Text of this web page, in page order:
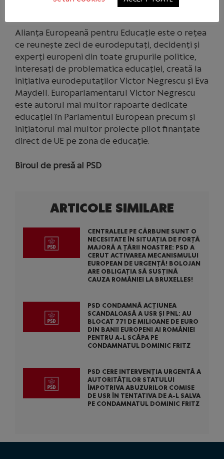
Alianța Europeană pentru Educație este o rețea
ce reunește zeci de eurodeputați, decidenți și
experți europeni din toate grupurile politice,
interesați de problematica educației, creată la
inițiativa eurodeputaților Victor Negrescu și Eva
Maydell. Europarlamentarul Victor Negrescu
este autorul mai multor rapoarte dedicate
educației în Parlamentul European precum și
inițiatorul mai multor proiecte pilot finanțate
direct de UE pe zona de educație.
Biroul de presă al PSD
ARTICOLE SIMILARE
CENTRALELE PE CĂRBUNE SUNT O
NECESITATE ÎN SITUAȚIA DE FORȚĂ
MAJORĂ A ȚĂRII NOASTRE: PSD A
CERUT ACTIVAREA MECANISMULUI
EUROPEAN DE URGENȚĂ! BOLOJAN
ARE OBLIGAȚIA SĂ SUSȚINĂ
CAUZA ROMÂNIEI LA BRUXELLES!
PSD CONDAMNĂ ACȚIUNEA
SCANDALOASĂ A USR ȘI PNL: AU
BLOCAT 771 DE MILIOANE DE EURO
DIN BANII EUROPENI AI ROMÂNIEI
PENTRU A-L SCĂPA PE
CONDAMNATUL DOMINIC FRITZ
PSD CERE INTERVENȚIA URGENTĂ A
AUTORITĂȚILOR STATULUI
ÎMPOTRIVA ABUZURILOR COMISE
DE USR ÎN TENTATIVA DE A-L SALVA
PE CONDAMNATUL DOMINIC FRITZ